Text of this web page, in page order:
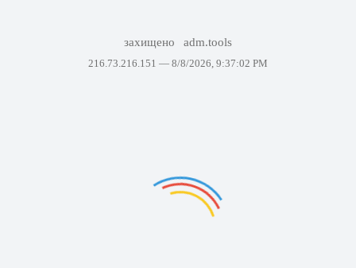
захищено adm.tools
216.73.216.151 — 8/8/2026, 9:37:02 PM